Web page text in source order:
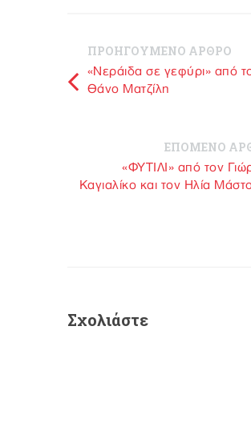
ΠΡΟΗΓΟΥΜΕΝΟ ΑΡΘΡΟ
«Νεράιδα σε γεφύρι» από
Θάνο Ματζίλη
ΕΠΟΜΕΝΟ
«ΦΥΤΙΛΙ» από τον
Καγιαλίκο και τον Ηλία
Σχολιάστε